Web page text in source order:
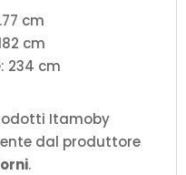
cm
cm
234 cm
Itamoby
dal produttore
.